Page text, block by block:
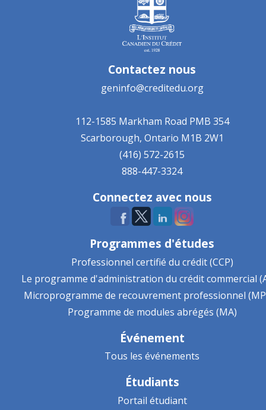
Contactez nous
geninfo@creditedu.org
112-1585 Markham Road PMB 354
Scarborough, Ontario M1B 2W1
(416) 572-2615
888-447-3324
Connectez avec nous
Programmes d'études
Professionnel certifié du crédit (CCP)
Le programme d'administration du crédit commercial
Microprogramme de recouvrement professionnel
Programme de modules abrégés (MA)
Événement
Tous les événements
Étudiants
Portail étudiant